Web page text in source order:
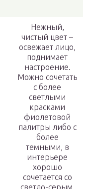
Нежный,
чистый цвет –
освежает лицо,
поднимает
настроение.
Можно сочетать
с более
светлыми
красками
фиолетовой
палитры либо с
более
темными, в
интерьере
хорошо
сочетается со
светло-серым,